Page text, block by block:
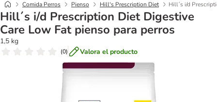
Comida Perros Pienso Hill's Prescription Diet Hill´s i/d
Hill´s i/d Prescription Diet Digestive
Care Low Fat pienso para perros
1,5 kg
(0) Valora el producto